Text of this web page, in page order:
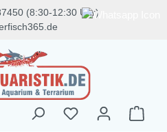
(8:30-12:30 Uhr)